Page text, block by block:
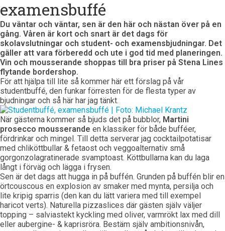
examensbuffé
Du väntar och väntar, sen är den här och nästan över på en
gång. Våren är kort och snart är det dags för
skolavslutningar och student- och examensbjudningar. Det
gäller att vara förberedd och ute i god tid med planeringen.
Vin och mousserande shoppas till bra priser på Stena Lines
flytande bordershop.
För att hjälpa till lite så kommer här ett förslag på vår
studentbuffé, den funkar förresten för de flesta typer av
bjudningar och så här har jag tänkt.
När gästerna kommer så bjuds det på bubblor, Martini
prosecco mousserande en klassiker för både bufféer,
fördrinkar och mingel. Till detta serverar jag cocktailpotatisar
med chliköttbullar & fetaost och veggoalternativ små
gorgonzolagratinerade svamptoast. Köttbullarna kan du laga
långt i förväg och lägga i frysen.
Sen är det dags att hugga in på buffén. Grunden på buffén blir en
örtcouscous en explosion av smaker med mynta, persilja och
lite kripig sparris (den kan du lätt variera med till exempel
haricot verts). Naturella pizzaslices där gästen själv väljer
topping – salviastekt kyckling med oliver, varmrökt lax med dill
eller aubergine- & kaprisröra. Bestäm själv ambitionsnivån,